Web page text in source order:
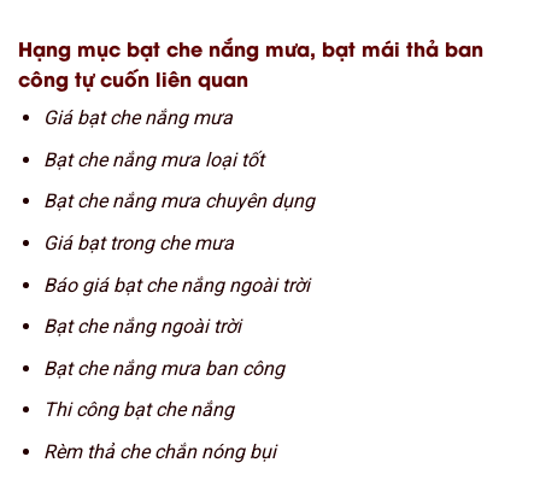
Hạng mục bạt che nắng mưa, bạt mái thả ban
công tự cuốn liên quan
Giá bạt che nắng mưa
Bạt che nắng mưa loại tốt
Bạt che nắng mưa chuyên dụng
Giá bạt trong che mưa
Báo giá bạt che nắng ngoài trời
Bạt che nắng ngoài trời
Bạt che nắng mưa ban công
Thi công bạt che nắng
Rèm thả che chắn nóng bụi